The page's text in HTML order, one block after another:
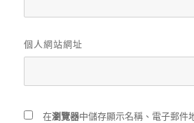
個人網站網址
在瀏覽器中儲存顯示名稱、電子郵件